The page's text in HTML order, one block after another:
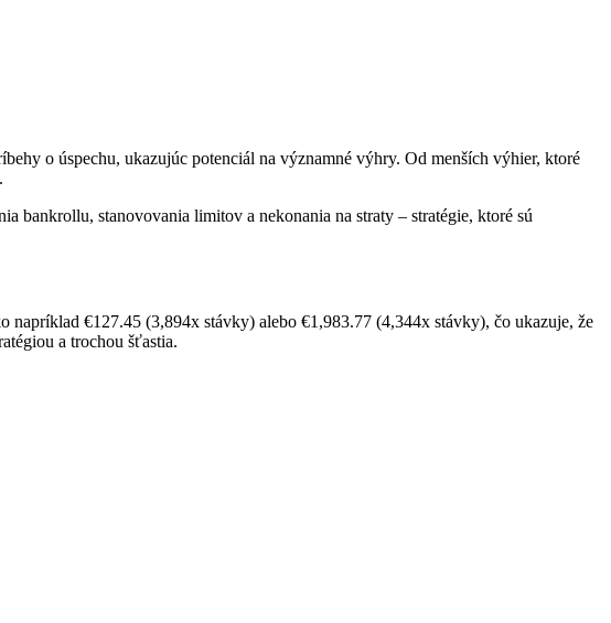
o úspechu, ukazujúc potenciál na významné výhry. Od menších výhier, ktoré
bankrollu, stanovovania limitov a nekonania na straty – stratégie, ktoré sú
€127.45 (3,894x stávky) alebo €1,983.77 (4,344x stávky), čo ukazuje, že
a trochou šťastia.